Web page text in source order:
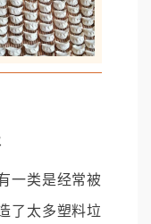
一类是经常被
了太多塑料垃